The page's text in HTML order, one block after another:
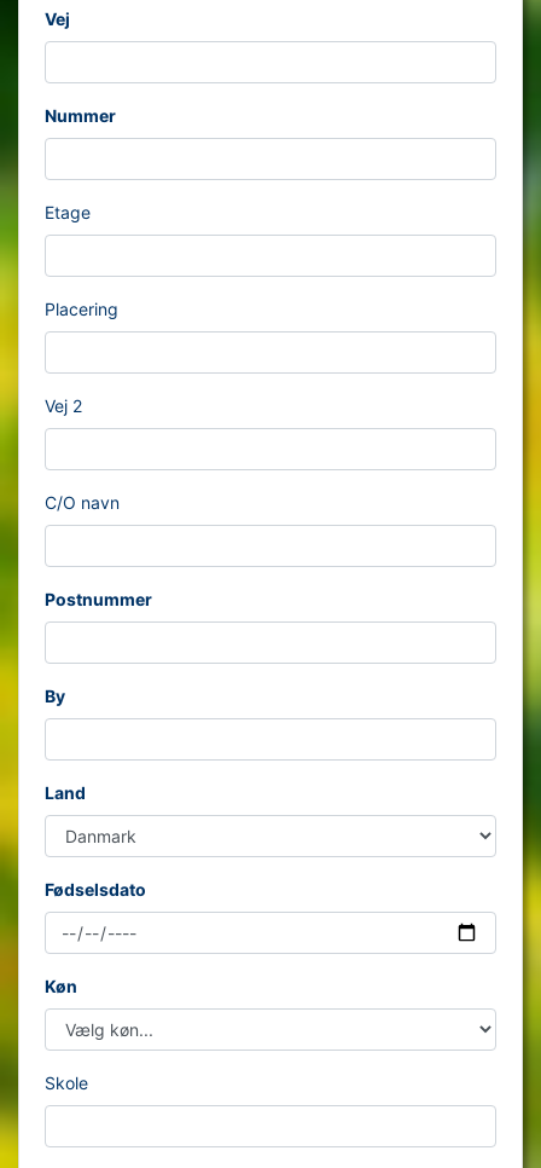
Vej
Nummer
Etage
Placering
Vej 2
C/O navn
Postnummer
By
Land
Fødselsdato
Køn
Skole